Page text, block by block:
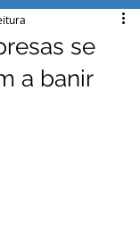
se
a banir